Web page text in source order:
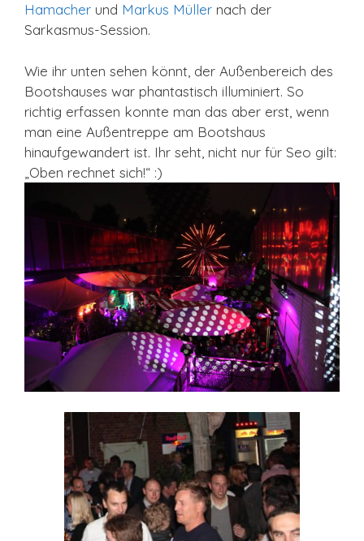
Hamacher und Markus Müller nach der
Sarkasmus-Session.
Wie ihr unten sehen könnt, der Außenbereich des
Bootshauses war phantastisch illuminiert. So
richtig erfassen konnte man das aber erst, wenn
man eine Außentreppe am Bootshaus
hinaufgewandert ist. Ihr seht, nicht nur für Seo gilt:
„Oben rechnet sich!“ :)